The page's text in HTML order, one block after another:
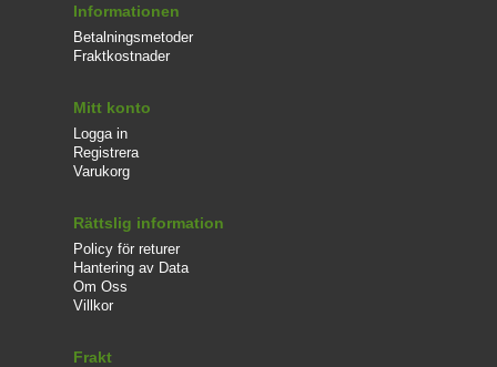
Informationen
Betalningsmetoder
Fraktkostnader
Mitt konto
Logga in
Registrera
Varukorg
Rättslig information
Policy för returer
Hantering av Data
Om Oss
Villkor
Frakt